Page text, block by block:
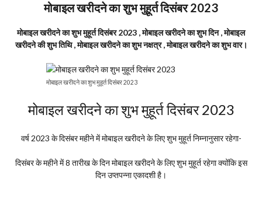
मोबाइल खरीदने का शुभ मुहूर्त दिसंबर 2023
मोबाइल खरीदने का शुभ मुहूर्त दिसंबर 2023 , मोबाइल खरीदने का शुभ दिन , मोबाइल
खरीदने की शुभ तिथि , मोबाइल खरीदने का शुभ नक्षत्र , मोबाइल खरीदने का शुभ वार।
मोबाइल खरीदने का शुभ मुहूर्त दिसंबर 2023
मोबाइल खरीदने का शुभ मुहूर्त दिसंबर 2023
वर्ष 2023 के दिसंबर महीने में मोबाइल खरीदने के लिए शुभ मुहूर्त निम्नानुसार रहेगा-
दिसंबर के महीने में 8 तारीख के दिन मोबाइल खरीदने के लिए शुभ मुहूर्त रहेगा क्योंकि इस
दिन उप्तपन्ना एकादशी है।